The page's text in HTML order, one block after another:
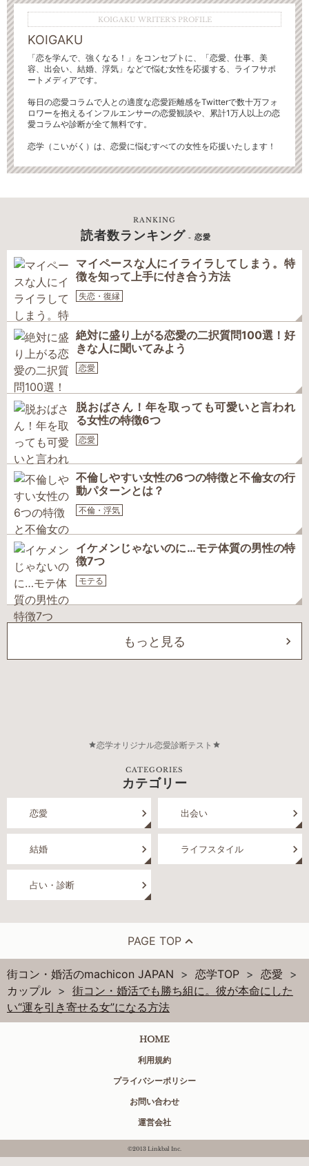
KOIGAKU WRITER'S PROFILE
KOIGAKU
「恋を学んで、強くなる！」をコンセプトに、「恋愛、仕事、美
容、出会い、結婚、浮気」などで悩む女性を応援する、ライフサポ
ートメディアです。
毎日の恋愛コラムで人との適度な恋愛距離感をTwitterで数十万フォ
ロワーを抱えるインフルエンサーの恋愛観談や、累計1万人以上の恋
愛コラムや診断が全て無料です。
恋学（こいがく）は、恋愛に悩むすべての女性を応援いたします！
RANKING
読者数ランキング - 恋愛
マイペースな人にイライラしてしまう。特
徴を知って上手に付き合う方法
失恋・復縁
絶対に盛り上がる恋愛の二択質問100選！好
きな人に聞いてみよう
恋愛
脱おばさん！年を取っても可愛いと言われ
る女性の特徴6つ
恋愛
不倫しやすい女性の6つの特徴と不倫女の行
動パターンとは？
不倫・浮気
イケメンじゃないのに…モテ体質の男性の特
徴7つ
モテる
もっと見る
恋学オリジナル恋愛診断テスト
CATEGORIES
カテゴリー
恋愛 出会い
結婚 ライフスタイル
占い・診断
PAGE TOP
街コン・婚活のmachicon JAPAN 恋学TOP
恋愛
カップル
街コン・婚活でも勝ち組に。彼が本命にした
い“運を引き寄せる女”になる方法
HOME
利用規約
プライバシーポリシー
お問い合わせ
運営会社
©2013 Linkbal Inc.